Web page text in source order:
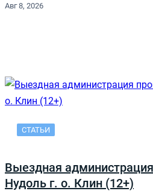
Авг 8, 2026
СТАТЬИ
Выездная
Нудоль г. о. Клин (12+)